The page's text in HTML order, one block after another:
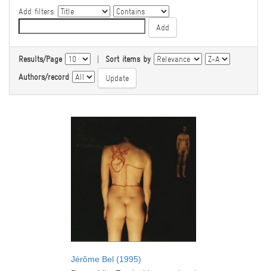
Add filters:
Results/Page | Sort items by
Authors/record
Jérôme Bel (1995)